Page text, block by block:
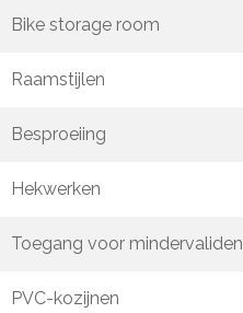
Bike storage room
Raamstijlen
Besproeiing
Hekwerken
Toegang voor mindervaliden
PVC-kozijnen